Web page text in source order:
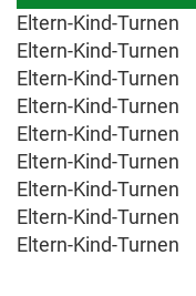
Eltern-Kind-Turnen
Eltern-Kind-Turnen
Eltern-Kind-Turnen
Eltern-Kind-Turnen
Eltern-Kind-Turnen
Eltern-Kind-Turnen
Eltern-Kind-Turnen
Eltern-Kind-Turnen
Eltern-Kind-Turnen